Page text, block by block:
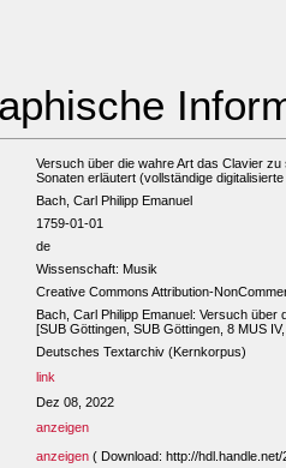
Versuch über die wahre Art das Clavier
Sonaten erläutert (vollständige
Bach, Carl Philipp Emanuel
1759-01-01
de
Wissenschaft: Musik
Creative Commons Attribution-
Bach, Carl Philipp Emanuel: Versuch über
[SUB Göttingen, SUB Göttingen, 8 MUS
Deutsches Textarchiv (Kernkorpus)
link
Dez 08, 2022
anzeigen
anzeigen ( Download: http://